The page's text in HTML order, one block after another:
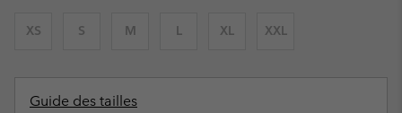
XS S M L XL XXL
Guide des tailles